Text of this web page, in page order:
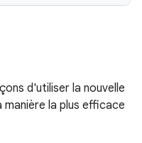
d'utiliser la nouvelle
la plus efficace